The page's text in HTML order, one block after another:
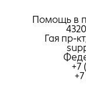
Помощь в
Гая пр-
+7